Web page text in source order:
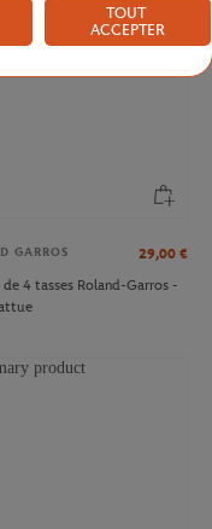
GARROS 29,00 €
4 tasses Roland-Garros -
TOUT
ACCEPTER